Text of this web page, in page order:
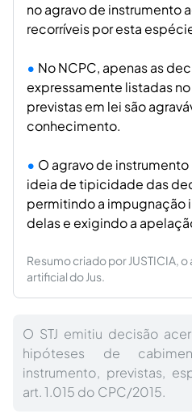
no agravo de instrumento
recorríveis por esta
No NCPC, apenas as
expressamente listadas no
previstas em lei são
conhecimento.
O agravo de instrumento
ideia de tipicidade das
permitindo a impugnação
delas e exigindo a
Resumo criado por JUSTICIA,
artificial do Jus.
O STJ emitiu decisão
hipóteses de
instrumento, previstas,
art. 1.015 do CPC/2015.